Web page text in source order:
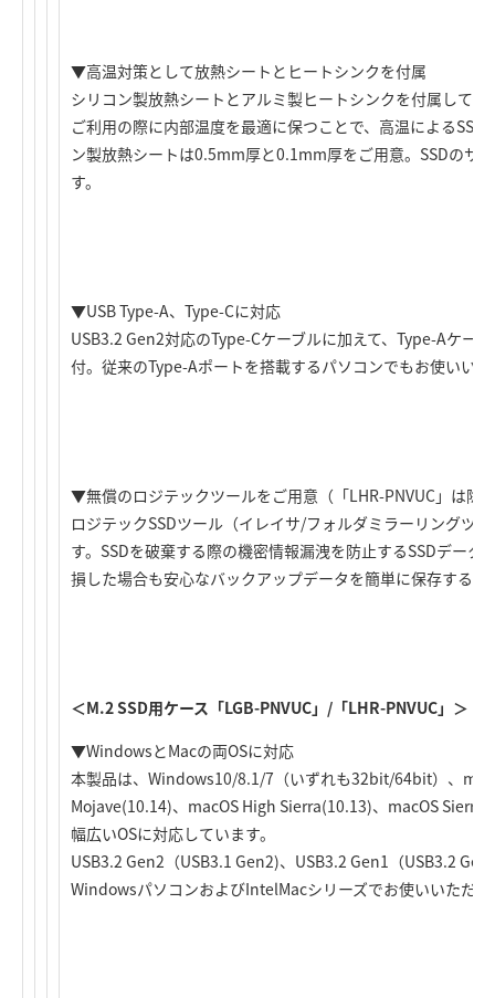
▼高温対策として放熱シートとヒートシンクを付属
シリコン製放熱シートとアルミ製ヒートシンクを付属して
ご利用の際に内部温度を最適に保つことで、高温による
ン製放熱シートは0.5mm厚と0.1mm厚をご用意。SSDのサ
す。
▼USB Type-A、Type-Cに対応
USB3.2 Gen2対応のType-Cケーブルに加えて、Type-Aケー
付。従来のType-Aポートを搭載するパソコンでもお使いい
▼無償のロジテックツールをご用意（「LHR-PNVUC」は除
ロジテックSSDツール（イレイサ/フォルダミラーリングツ
す。SSDを破棄する際の機密情報漏洩を防止するSSDデータ
損した場合も安心なバックアップデータを簡単に保存する
＜M.2 SSD用ケース「LGB-PNVUC」/「LHR-PNVUC」＞
▼WindowsとMacの両OSに対応
本製品は、Windows10/8.1/7（いずれも32bit/64bit）、
Mojave(10.14)、macOS High Sierra(10.13)、macOS
幅広いOSに対応しています。
USB3.2 Gen2（USB3.1 Gen2)、USB3.2 Gen1（USB3.2
WindowsパソコンおよびIntelMacシリーズでお使いいただけ